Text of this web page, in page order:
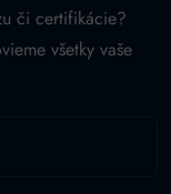
či certifikácie?
všetky vaše